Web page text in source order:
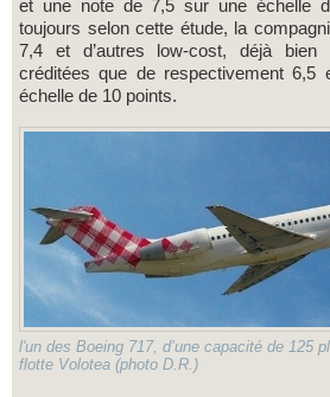
et une note de 7,5 sur une échelle
toujours selon cette étude, la
7,4 et d’autres low-cost, déjà bien
créditées que de respectivement 6,5
échelle de 10 points.
l'un des Boeing 717, d’une capacité de 125
flotte Volotea (photo D.R.)